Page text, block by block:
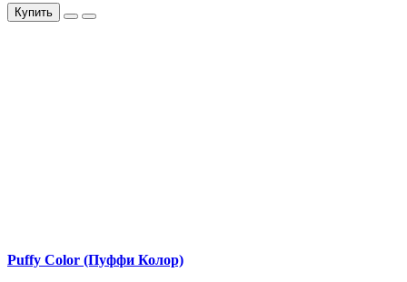
Купить
Puffy Color (Пуффи Колор)